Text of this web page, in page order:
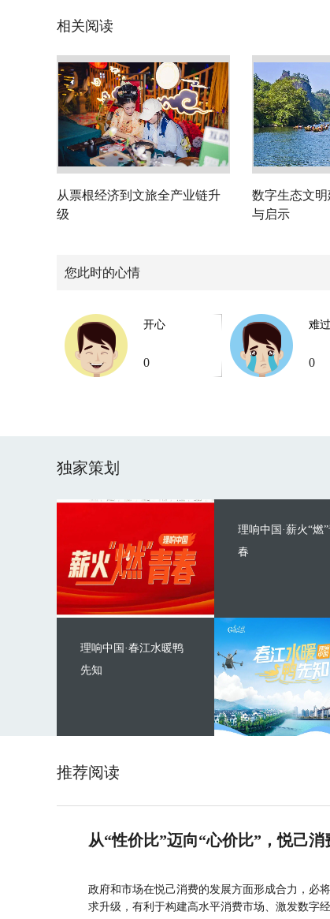
相关阅读
从票根经济到文旅全产业链升
级
数字生态文
与启示
您此时的心情
开心
0
难过
0
独家策划
理响中国·薪火“燃
春
理响中国·春江水暖鸭
先知
推荐阅读
从“性价比”迈向“心价比”，悦己消
政府和市场在悦己消费的发展方面形成合力，必
求升级，有利于构建高水平消费市场、激发数字经